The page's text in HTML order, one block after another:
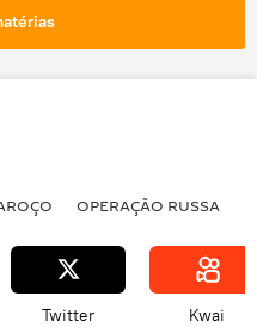
OPERAÇÃO RUSSA
Twitter Kwai